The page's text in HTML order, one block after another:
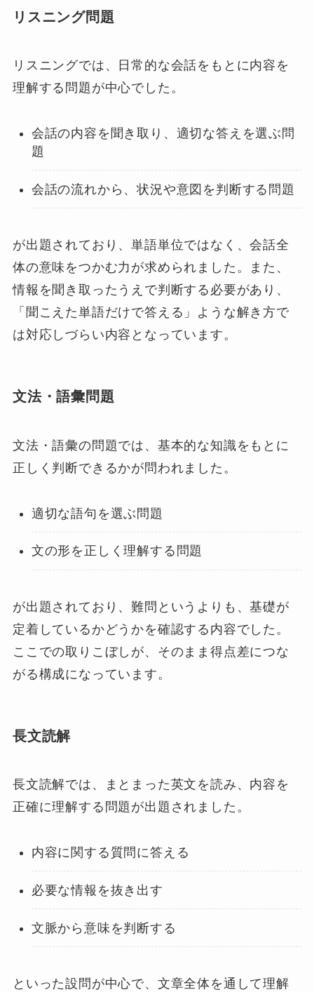
リスニング問題
リスニングでは、日常的な会話をもとに内容を
理解する問題が中心でした。
会話の内容を聞き取り、適切な答えを選ぶ問
題
会話の流れから、状況や意図を判断する問題
が出題されており、単語単位ではなく、会話全
体の意味をつかむ力が求められました。また、
情報を聞き取ったうえで判断する必要があり、
「聞こえた単語だけで答える」ような解き方で
は対応しづらい内容となっています。
文法・語彙問題
文法・語彙の問題では、基本的な知識をもとに
正しく判断できるかが問われました。
適切な語句を選ぶ問題
文の形を正しく理解する問題
が出題されており、難問というよりも、基礎が
定着しているかどうかを確認する内容でした。
ここでの取りこぼしが、そのまま得点差につな
がる構成になっています。
長文読解
長文読解では、まとまった英文を読み、内容を
正確に理解する問題が出題されました。
内容に関する質問に答える
必要な情報を抜き出す
文脈から意味を判断する
といった設問が中心で、文章全体を通して理解